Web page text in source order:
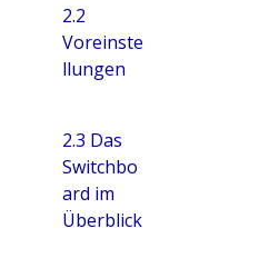
2.2
Voreinste
llungen
2.3 Das
Switchbo
ard im
Überblick